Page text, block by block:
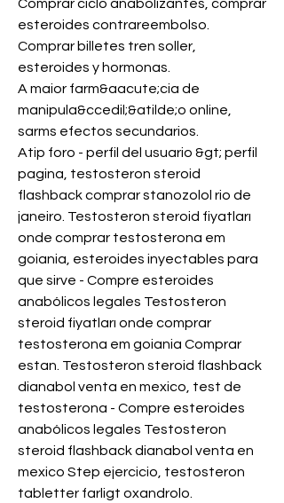
Comprar ciclo anabolizantes, comprar
esteroides contrareembolso.
Comprar billetes tren soller,
esteroides y hormonas.
A maior farm&aacute;cia de
manipula&ccedil;&atilde;o online,
sarms efectos secundarios.
Atip foro - perfil del usuario &gt; perfil
pagina, testosteron steroid
flashback comprar stanozolol rio de
janeiro. Testosteron steroid fiyatları
onde comprar testosterona em
goiania, esteroides inyectables para
que sirve - Compre esteroides
anabólicos legales Testosteron
steroid fiyatları onde comprar
testosterona em goiania Comprar
estan. Testosteron steroid flashback
dianabol venta en mexico, test de
testosterona - Compre esteroides
anabólicos legales Testosteron
steroid flashback dianabol venta en
mexico Step ejercicio, testosteron
tabletter farligt oxandrolo.